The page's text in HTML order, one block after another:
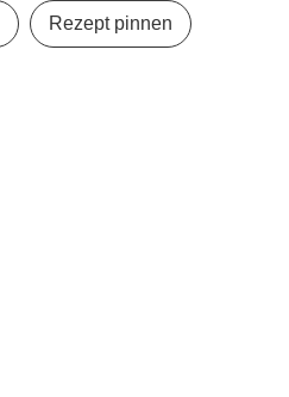
Rezept pinnen